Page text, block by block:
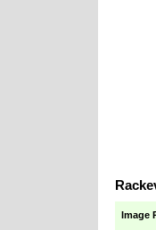
Image